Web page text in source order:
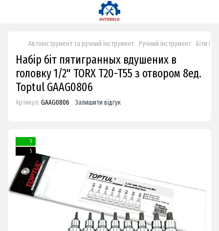
Автоінструмент та ручний інструмент Ручний інструмент Біти і
Набір біт пятигранных вдушених в
головку 1/2" TORX T20-T55 з отвором 8ед.
Toptul GAAG0806
Артикул: GAAG0806 Залишити відгук
5
5